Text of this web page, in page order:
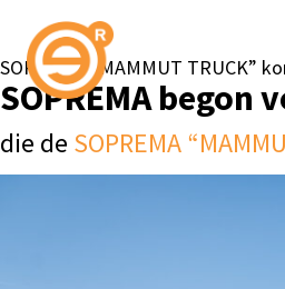
SOPREMA “MAMMUT TRUCK”
SOPREMA
die de SOPREMA